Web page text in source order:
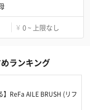
¥ 0 ~ 上限なし
ランキング
】ReFa AILE BRUSH (リフ